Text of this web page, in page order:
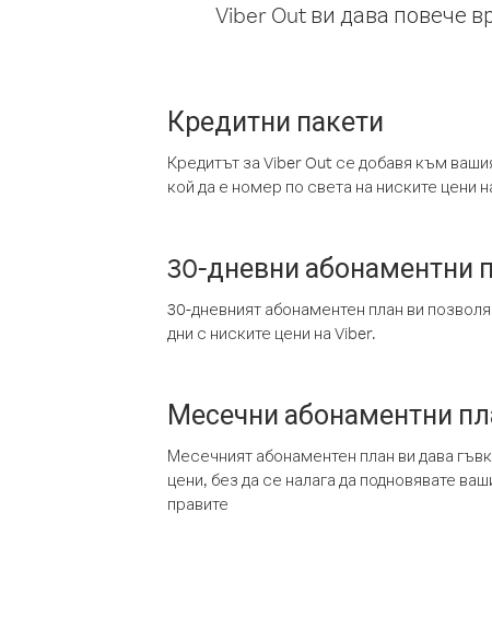
Viber Out ви дава повече
Кредитни пакети
Кредитът за Viber Out се добавя към
кой да е номер по света на ниските цени
30-дневни абонаментни
30-дневният абонаментен план ви
дни с ниските цени на Viber.
Месечни абонаментни
Месечният абонаментен план ви дава
цени, без да се налага да подновявате
правите